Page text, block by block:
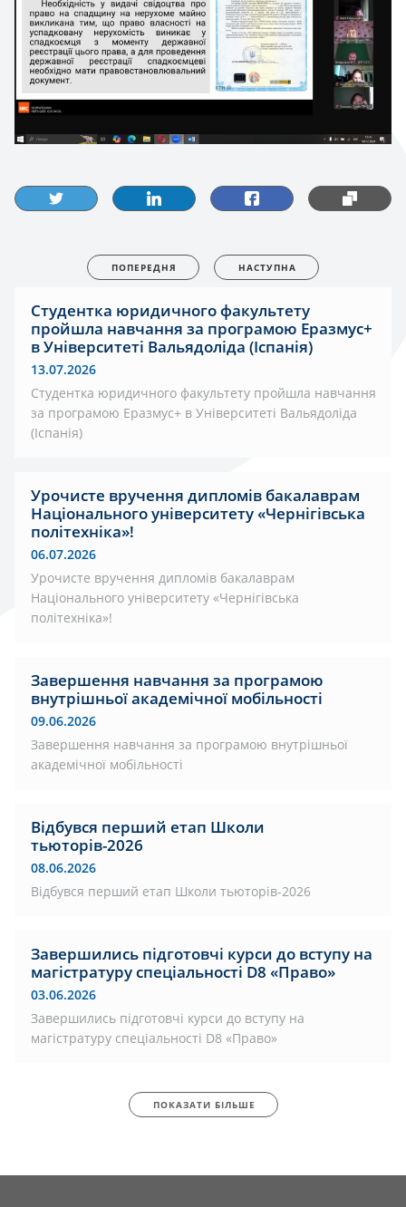
ПОПЕРЕДНЯ НАСТУПНА
Студентка юридичного факультету
пройшла навчання за програмою Еразмус+
в Університеті Вальядоліда (Іспанія)
13.07.2026
Студентка юридичного факультету пройшла навчання
за програмою Еразмус+ в Університеті Вальядоліда
(Іспанія)
Урочисте вручення дипломів бакалаврам
Національного університету «Чернігівська
політехніка»!
06.07.2026
Урочисте вручення дипломів бакалаврам
Національного університету «Чернігівська
політехніка»!
Завершення навчання за програмою
внутрішньої академічної мобільності
09.06.2026
Завершення навчання за програмою внутрішньої
академічної мобільності
Відбувся перший етап Школи
тьюторів-2026
08.06.2026
Відбувся перший етап Школи тьюторів-2026
Завершились підготовчі курси до вступу на
магістратуру спеціальності D8 «Право»
03.06.2026
Завершились підготовчі курси до вступу на
магістратуру спеціальності D8 «Право»
ПОКАЗАТИ БІЛЬШЕ